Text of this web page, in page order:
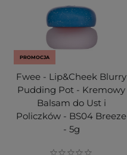
PROMOCJA
Fwee - Lip&Cheek Blurry
Pudding Pot - Kremowy
Balsam do Ust i
Policzków - BS04 Breeze
- 5g